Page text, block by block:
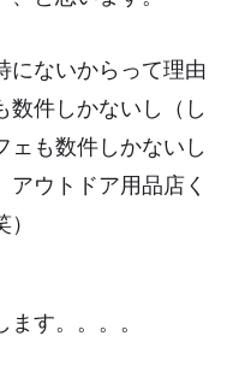
にないからって理由
数件しかないし（し
も数件しかないし
アウトドア用品店く
す。。。。